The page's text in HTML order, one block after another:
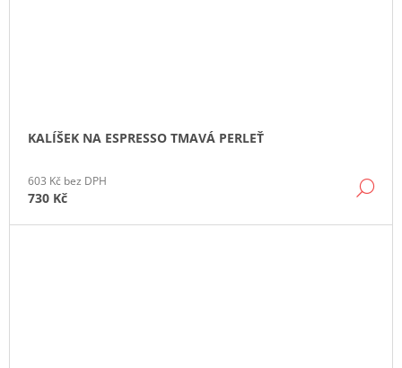
KALÍŠEK NA ESPRESSO TMAVÁ PERLEŤ
603 Kč bez DPH
730 Kč